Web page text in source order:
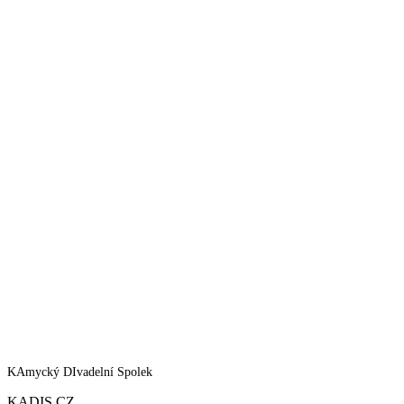
KAmycký DIvadelní Spolek